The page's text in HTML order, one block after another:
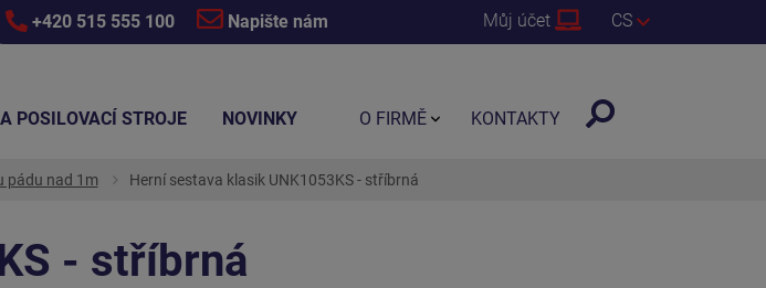
+420 515 555 100 Napište nám Můj účet CS
pádu nad 1m Herní sestava klasik UNK1053KS - stříbrná
- stříbrná
POSILOVACÍ STROJE NOVINKY O FIRMĚ KONTAKTY